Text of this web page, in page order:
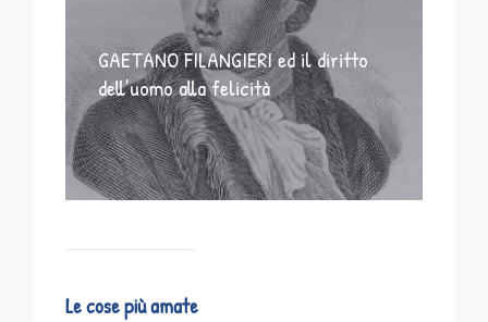
GAETANO FILANGIERI ed il diritto
dell’uomo alla felicità
Le cose più amate